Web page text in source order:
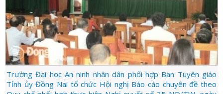
Trường Đại học An ninh nhân dân phối hợp Ban Tuyên giáo
Tỉnh ủy Đồng Nai tổ chức Hội nghị Báo cáo chuyên đề theo